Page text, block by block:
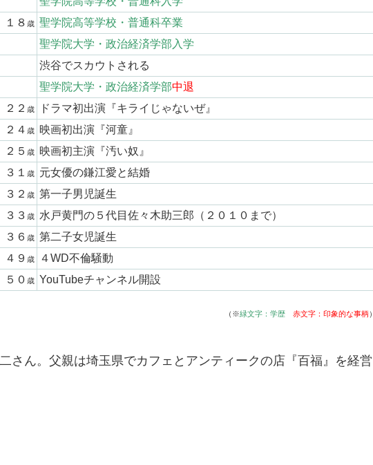
１８ 歳
聖学院高等学校・普通科卒業
聖学院大学・政治経済学部入学
渋谷でスカウトされる
聖学院大学・政治経済学部中退
２２ 歳 ドラマ初出演『キライじゃないぜ』
２４ 歳 映画初出演『河童』
２５ 歳 映画初主演『汚い奴』
３１ 歳 元女優の鎌江愛と結婚
３２ 歳 第一子男児誕生
３３ 歳 水戸黄門の５代目佐々木助三郎（２０１０まで）
３６ 歳 第二子女児誕生
４９ 歳 ４WD不倫騒動
５０ 歳 YouTubeチャンネル開設
（※緑文字：学歴 赤文字：印象的な事柄）
さん。父親は埼玉県でカフェとアンティークの店『百福』を経営